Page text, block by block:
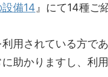
備14 』にて14種ご
用されている方で
に助かりますし、利